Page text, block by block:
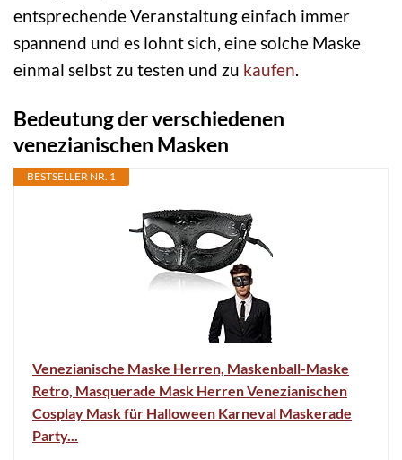
entsprechende Veranstaltung einfach immer
spannend und es lohnt sich, eine solche Maske
einmal selbst zu testen und zu kaufen.
Bedeutung der verschiedenen
venezianischen Masken
BESTSELLER NR. 1
Venezianische Maske Herren, Maskenball-Maske
Retro, Masquerade Mask Herren Venezianischen
Cosplay Mask für Halloween Karneval Maskerade
Party...